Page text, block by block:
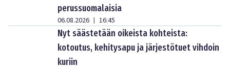
perussuomalaisia
06.08.2026 | 16:45
Nyt säästetään oikeista kohteista:
kotoutus, kehitysapu ja järjestötuet vihdoin
kuriin